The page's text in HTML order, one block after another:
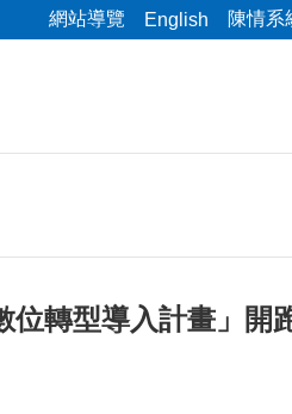
網站導覽 English 陳情系
轉型導入計畫」開